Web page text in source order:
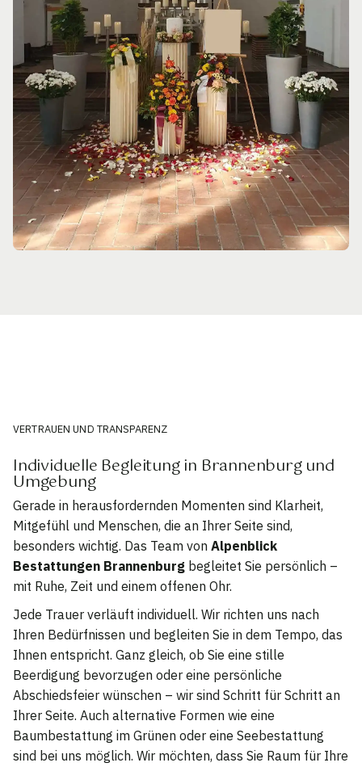
VERTRAUEN UND TRANSPARENZ
Individuelle Begleitung in Brannenburg und
Umgebung
Gerade in herausfordernden Momenten sind Klarheit,
Mitgefühl und Menschen, die an Ihrer Seite sind,
besonders wichtig. Das Team von Alpenblick
Bestattungen Brannenburg begleitet Sie persönlich –
mit Ruhe, Zeit und einem offenen Ohr.
Jede Trauer verläuft individuell. Wir richten uns nach
Ihren Bedürfnissen und begleiten Sie in dem Tempo, das
Ihnen entspricht. Ganz gleich, ob Sie eine stille
Beerdigung bevorzugen oder eine persönliche
Abschiedsfeier wünschen – wir sind Schritt für Schritt an
Ihrer Seite. Auch alternative Formen wie eine
Baumbestattung im Grünen oder eine Seebestattung
sind bei uns möglich. Wir möchten, dass Sie Raum für Ihre